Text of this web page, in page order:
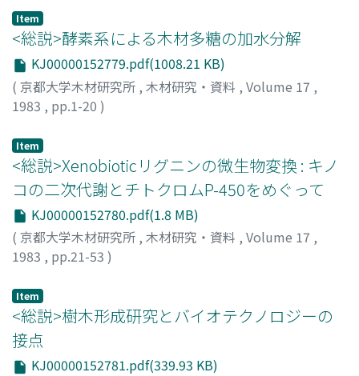
Item
<総説>酵素系による木材多糖の加水分解
KJ00000152779.pdf(1008.21 KB)
( 京都大学木材研究所 , 木材研究・資料 , Volume 17 ,
1983 , pp.1-20 )
Tetsuo
Item
<総説>Xenobioticリグニンの微生物変換 : キノ
コの二次代謝とチトクロムP-450をめぐって
KJ00000152780.pdf(1.8 MB)
( 京都大学木材研究所 , 木材研究・資料 , Volume 17 ,
1983 , pp.21-53 )
Item
<総説>樹木形成研究とバイオテクノロジーの
接点
KJ00000152781.pdf(339.93 KB)